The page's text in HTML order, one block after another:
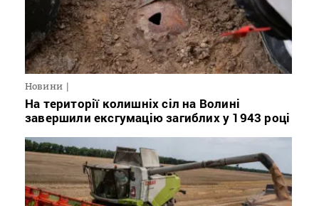
Новини
На території колишніх сіл на Волині
завершили ексгумацію загиблих у 1943 році